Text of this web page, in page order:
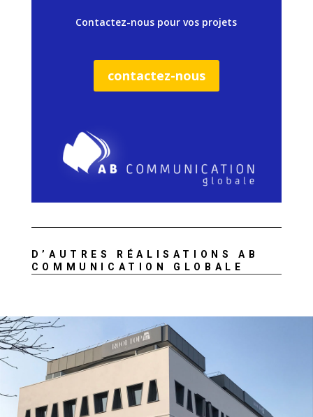
Contactez-nous pour vos projets
contactez-nous
D’AUTRES RÉALISATIONS AB
COMMUNICATION GLOBALE